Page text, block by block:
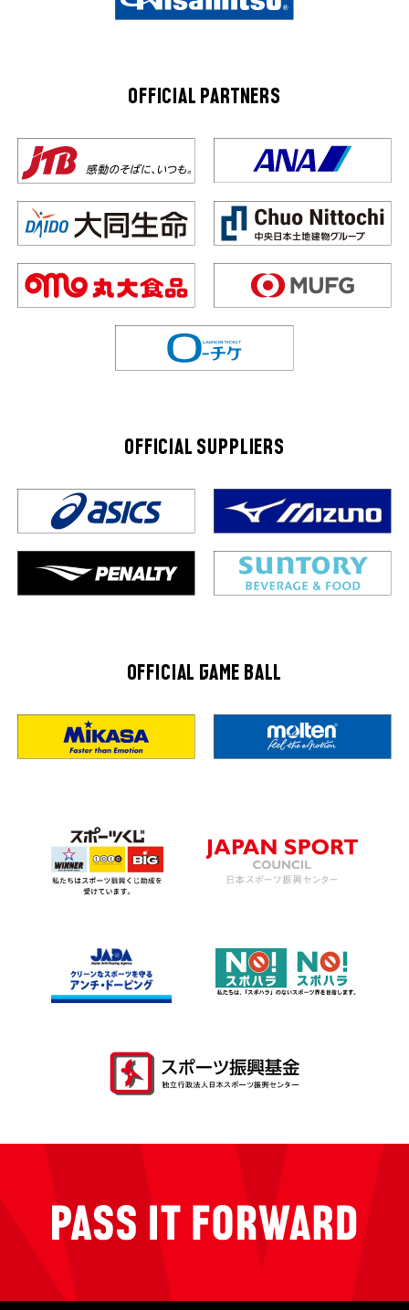
OFFICIAL PARTNERS
OFFICIAL SUPPLIERS
OFFICIAL GAME BALL